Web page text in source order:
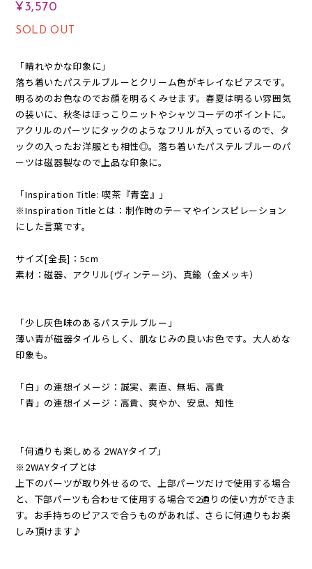
¥3,570
SOLD OUT
「晴れやかな印象に」
落ち着いたパステルブルーとクリーム色がキレイなピアスです。
明るめのお色なのでお顔を明るくみせます。春夏は明るい雰囲気
の装いに、秋冬はほっこりニットやシャツコーデのポイントに。
アクリルのパーツにタックのようなフリルが入っているので、タ
ックの入ったお洋服とも相性◎。落ち着いたパステルブルーのパ
ーツは磁器製なので上品な印象に。
「Inspiration Title: 喫茶『青空』」
※Inspiration Titleとは：制作時のテーマやインスピレーション
にした言葉です。
サイズ[全長]：5cm
素材：磁器、アクリル(ヴィンテージ)、真鍮（金メッキ）
「少し灰色味のあるパステルブルー」
薄い青が磁器タイルらしく、肌なじみの良いお色です。大人めな
印象も。
「白」の連想イメージ：誠実、素直、無垢、高貴
「青」の連想イメージ：高貴、爽やか、安息、知性
「何通りも楽しめる 2WAYタイプ」
※2WAYタイプとは
上下のパーツが取り外せるので、上部パーツだけで使用する場合
と、下部パーツも合わせて使用する場合で2通りの使い方ができま
す。お手持ちのピアスで合うものがあれば、さらに何通りもお楽
しみ頂けます♪